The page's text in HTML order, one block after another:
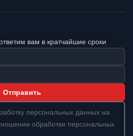
вам в кратчайшие сроки
Отправить
персональных данных на
обработки персональных